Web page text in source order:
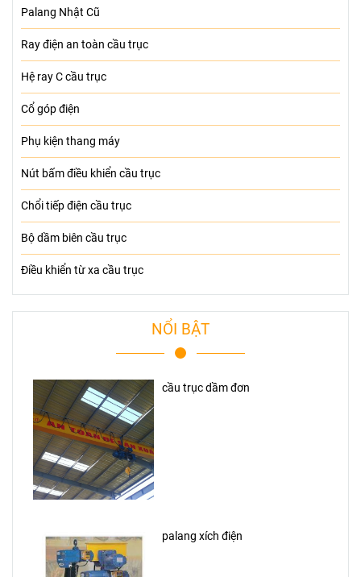
Palang Nhật Cũ
Ray điện an toàn cầu trục
Hệ ray C cầu trục
Cổ góp điện
Phụ kiện thang máy
Nút bấm điều khiển cầu trục
Chổi tiếp điện cầu trục
Bộ dầm biên cầu trục
Điều khiển từ xa cầu trục
NỔI BẬT
cầu trục dầm đơn
palang xích điện